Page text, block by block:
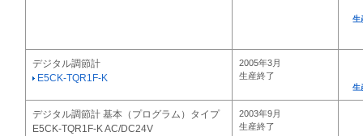
生
デジタル調節計
E5CK-TQR1F-K
2005年3月
生産終了
生
デジタル調節計 基本（プログラム）タイプ
E5CK-TQR1F-K AC/DC24V
2003年9月
生産終了